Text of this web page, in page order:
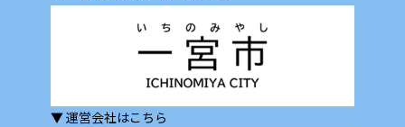
▼ 運営会社はこちら